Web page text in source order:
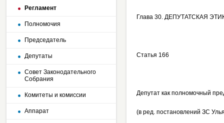
Регламент
Полномочия
Председатель
Депутаты
Совет Законодательного
Собрания
Комитеты и комиссии
Аппарат
Глава 30. ДЕПУТАТСКАЯ
Статья 166
Депутат как полномочный
(в ред. постановлений ЗС